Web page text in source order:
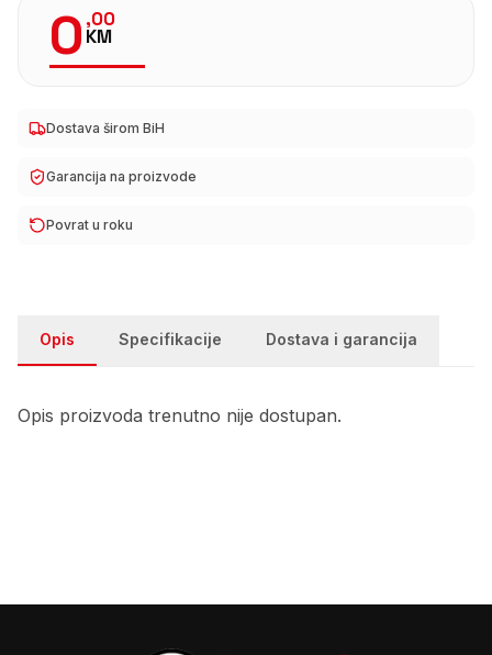
0,00
KM
Dostava širom BiH
Garancija na proizvode
Povrat u roku
Opis Specifikacije Dostava i garancija
Opis proizvoda trenutno nije dostupan.